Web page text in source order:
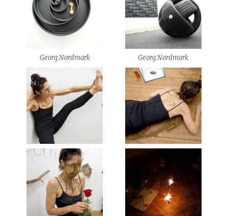
Georg Nordmark Georg Nordmark